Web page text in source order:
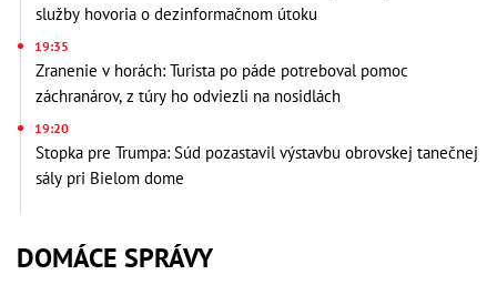
služby hovoria o dezinformačnom útoku
19:35
Zranenie v horách: Turista po páde potreboval pomoc
záchranárov, z túry ho odviezli na nosidlách
19:20
Stopka pre Trumpa: Súd pozastavil výstavbu obrovskej tanečnej
sály pri Bielom dome
DOMÁCE SPRÁVY